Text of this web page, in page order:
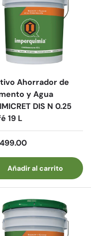
Ahorrador de
y Agua
DIS N 0.25
19 L
normal
Añadir al carrito